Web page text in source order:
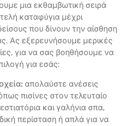
μια εκθαμβωτική σειρά
καταφύγια μέχρι
που δίνουν την αίσθηση
Ας εξερευνήσουμε μερικές
για να σας βοηθήσουμε να
για εσάς:
απολαύστε ανέσεις
πισίνες στον τελευταίο
και γαλήνια σπα,
περίσταση ή απλά για να